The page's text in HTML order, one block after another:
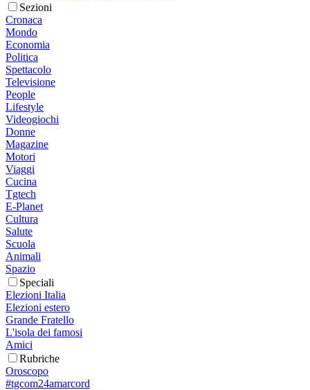
Sezioni
Cronaca
Mondo
Economia
Politica
Spettacolo
Televisione
People
Lifestyle
Videogiochi
Donne
Magazine
Motori
Viaggi
Cucina
Tgtech
E-Planet
Cultura
Salute
Scuola
Animali
Spazio
Speciali
Elezioni Italia
Elezioni estero
Grande Fratello
L'isola dei famosi
Amici
Rubriche
Oroscopo
#tgcom24amarcord